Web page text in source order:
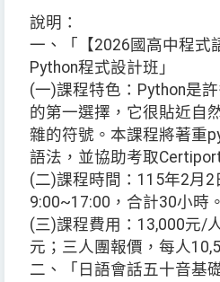
說明：
一、「【2026國高中程式
Python程式設計班」
(一)課程特色：Python是
的第一選擇，它很貼近自
雜的符號。本課程將著重
語法，並協助考取
(二)課程時間：115年2月
9:00~17:00，合計30小時。
(三)課程費用：13,000元/
元；三人團報價，每人
二、「日語會話五十音基礎